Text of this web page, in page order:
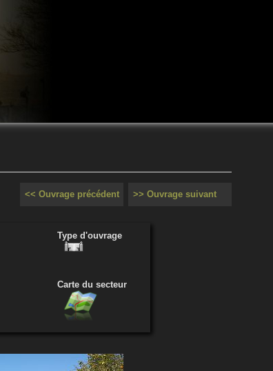
>> Ouvrage suivant
<< Ouvrage précédent
Type d'ouvrage
Carte du secteur